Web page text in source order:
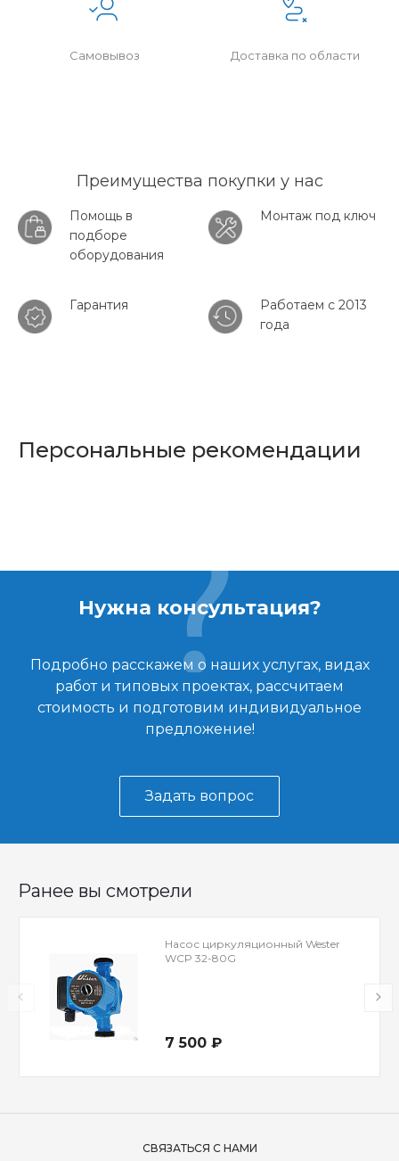
Самовывоз Доставка по области
Преимущества покупки у нас
Помощь в
подборе
оборудования
Монтаж под ключ
Гарантия
Работаем с 2013
года
Персональные рекомендации
Нужна консультация?
Подробно расскажем о наших услугах, видах
работ и типовых проектах, рассчитаем
стоимость и подготовим индивидуальное
предложение!
Задать вопрос
Ранее вы смотрели
Насос циркуляционный Wester
WCP 32-80G
7 500 ₽
СВЯЗАТЬСЯ С НАМИ